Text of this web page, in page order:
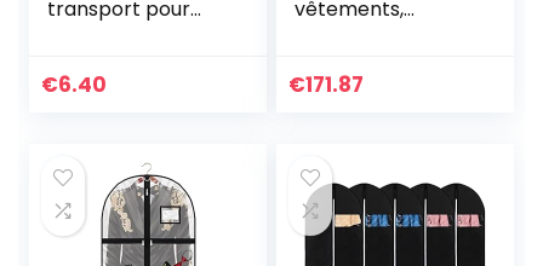
transport pour
fermeture à
€6.40
vêtements,
€171.87